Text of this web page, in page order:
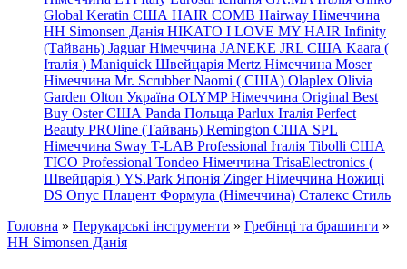
Global Keratin США HAIR COMB Hairway Німеччина
HH Simonsen Данія HIKATO I LOVE MY HAIR Infinity
(Тайвань) Jaguar Німеччина JANEKE JRL США Kaara (
Італія ) Maniquick Швейцарія Mertz Німеччина Moser
Німеччина Mr. Scrubber Naomi ( США) Olaplex Olivia
Garden Olton Україна OLYMP Німеччина Original Best
Buy Oster США Panda Польща Parlux Італія Perfect
Beauty PROline (Тайвань) Remington США SPL
Німеччина Sway T-LAB Professional Італія Tibolli США
TICO Professional Tondeo Німеччина TrisaElectronics (
Швейцарія ) YS.Park Японія Zinger Німеччина Ножиці
DS Опус Плацент Формула (Німеччина) Сталекс Стиль
Головна » Перукарські інструменти » Гребінці та брашинги »
HH Simonsen Данія